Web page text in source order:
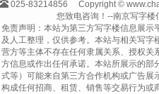
025-83214856
Copyright ©
您致电咨询！--南京写字
免责声明：本站为第三方写字楼信息展
及人工整理，仅供参考。本站与相关写
营方等主体不存在任何隶属关系、授权关
方信息或作出任何承诺。本站所展示的
式等）可能来自第三方合作机构或广告展
构成任何招商、租赁、销售等交易行为或